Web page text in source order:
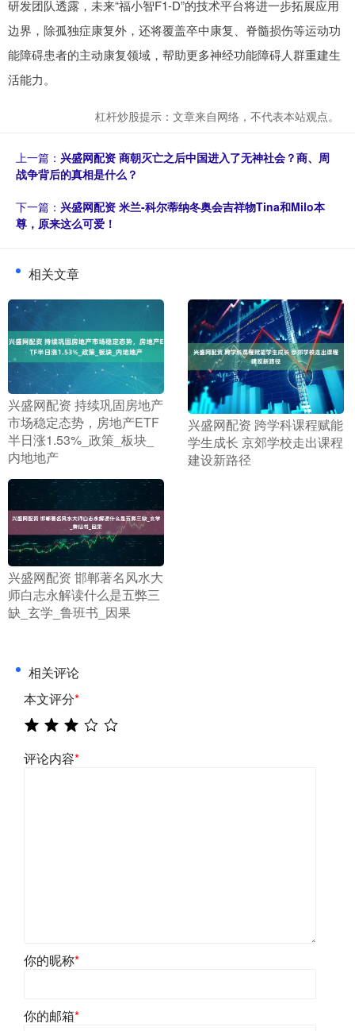
研发团队透露，未来“福小智F1-D”的技术平台将进一步拓展应用
边界，除孤独症康复外，还将覆盖卒中康复、脊髓损伤等运动功
能障碍患者的主动康复领域，帮助更多神经功能障碍人群重建生
活能力。
杠杆炒股提示：文章来自网络，不代表本站观点。
上一篇： 兴盛网配资 商朝灭亡之后中国进入了无神社会？商、周
战争背后的真相是什么？
下一篇： 兴盛网配资 米兰-科尔蒂纳冬奥会吉祥物Tina和Milo本
尊，原来这么可爱！
相关文章
​兴盛网配资 持续巩固房地产
市场稳定态势，房地产ETF
半日涨1.53%_政策_板块_
内地地产
​兴盛网配资 跨学科课程赋能
学生成长 京郊学校走出课程
建设新路径
​兴盛网配资 邯郸著名风水大
师白志永解读什么是五弊三
缺_玄学_鲁班书_因果
相关评论
本文评分*
评论内容*
你的昵称*
你的邮箱*